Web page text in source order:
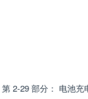
2-29 部分： 电池充